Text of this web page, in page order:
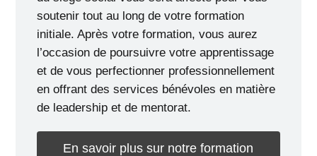
soutenir tout au long de votre formation
initiale. Après votre formation, vous aurez
l’occasion de poursuivre votre apprentissage
et de vous perfectionner professionnellement
en offrant des services bénévoles en matière
de leadership et de mentorat.
En savoir plus sur notre formation